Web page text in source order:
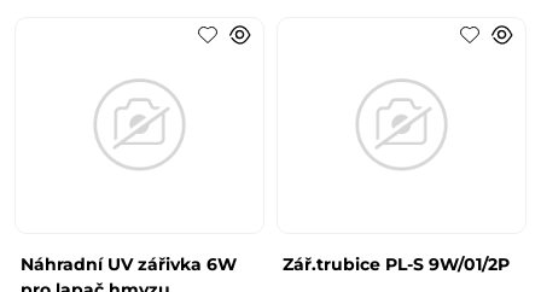
Náhradní UV zářivka 6W
Zář.trubice PL-S 9W/01/2P